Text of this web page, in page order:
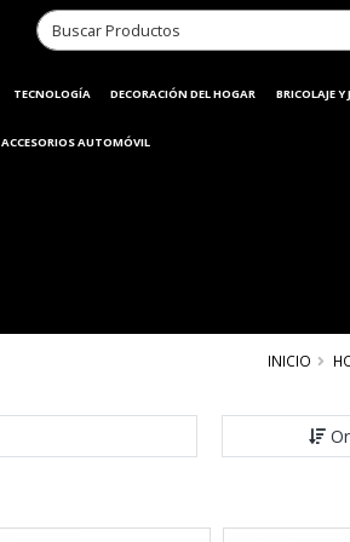
TECNOLOGÍA DECORACIÓN DEL HOGAR BRICOLAJE Y
ACCESORIOS AUTOMÓVIL
INICIO